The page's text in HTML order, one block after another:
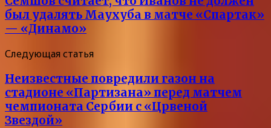
был удалять Маухуба в матче «Спартак»
— «Динамо»
Следующая статья
Неизвестные повредили газон на
стадионе «Партизана» перед матчем
чемпионата Сербии с «Црвеной
Звездой»